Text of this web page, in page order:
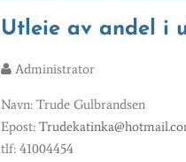
Utleie av andel i
Administrator
Navn: Trude Gulbrandsen
Epost:
tlf: 41004454